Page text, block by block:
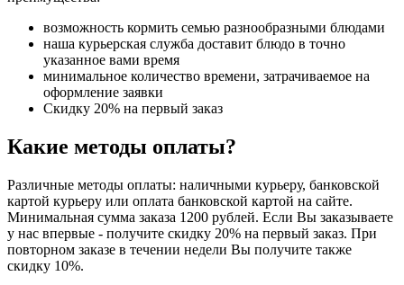
возможность кормить семью разнообразными блюдами
наша курьерская служба доставит блюдо в точно
указанное вами время
минимальное количество времени, затрачиваемое на
оформление заявки
Скидку 20% на первый заказ
Какие методы оплаты?
Различные методы оплаты: наличными курьеру, банковской
картой курьеру или оплата банковской картой на сайте.
Минимальная сумма заказа 1200 рублей. Если Вы заказываете
у нас впервые - получите скидку 20% на первый заказ. При
повторном заказе в течении недели Вы получите также
скидку 10%.